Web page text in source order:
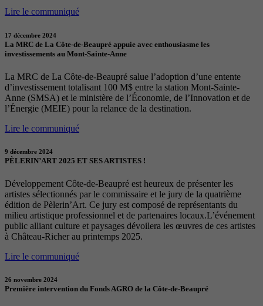
Lire le communiqué
17 décembre 2024
La MRC de La Côte-de-Beaupré appuie avec enthousiasme les
investissements au Mont-Sainte-Anne
La MRC de La Côte-de-Beaupré salue l’adoption d’une entente
d’investissement totalisant 100 M$ entre la station Mont-Sainte-
Anne (SMSA) et le ministère de l’Économie, de l’Innovation et de
l’Énergie (MEIE) pour la relance de la destination.
Lire le communiqué
9 décembre 2024
PÈLERIN’ART 2025 ET SES ARTISTES !
Développement Côte-de-Beaupré est heureux de présenter les
artistes sélectionnés par le commissaire et le jury de la quatrième
édition de Pèlerin’Art. Ce jury est composé de représentants du
milieu artistique professionnel et de partenaires locaux.L’événement
public alliant culture et paysages dévoilera les œuvres de ces artistes
à Château-Richer au printemps 2025.
Lire le communiqué
26 novembre 2024
Première intervention du Fonds AGRO de la Côte-de-Beaupré